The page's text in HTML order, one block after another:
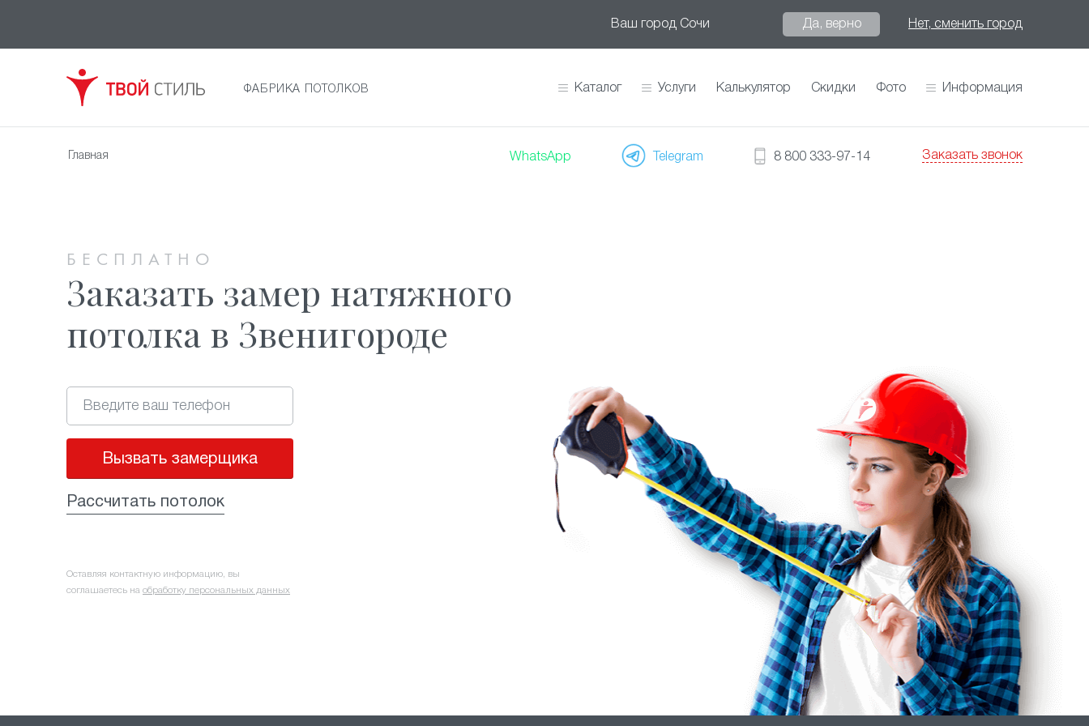
Ваш город Сочи Да, верно Нет, сменить город
ФАБРИКА ПОТОЛКОВ Каталог Услуги Калькулятор Скидки Фото Информация
Главная WhatsApp Telegram 8 800 333-97-14 Заказать звонок
БЕСПЛАТНО
Заказать замер натяжного
потолка в Звенигороде
Вызвать замерщика
Рассчитать потолок
Оставляя контактную информацию, вы
соглашаетесь на обработку персональных данных